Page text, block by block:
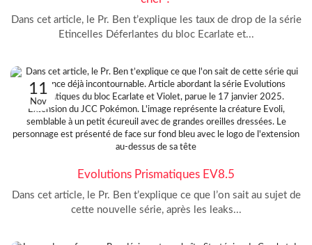
Dans cet article, le Pr. Ben t’explique les taux de drop de la série
Etincelles Déferlantes du bloc Ecarlate et...
11
Nov
Evolutions Prismatiques EV8.5
Dans cet article, le Pr. Ben t’explique ce que l’on sait au sujet de
cette nouvelle série, après les leaks...